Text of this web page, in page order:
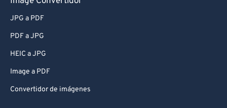
JPG a PDF
PDF a JPG
HEIC a JPG
Image a PDF
Convertidor de imágenes